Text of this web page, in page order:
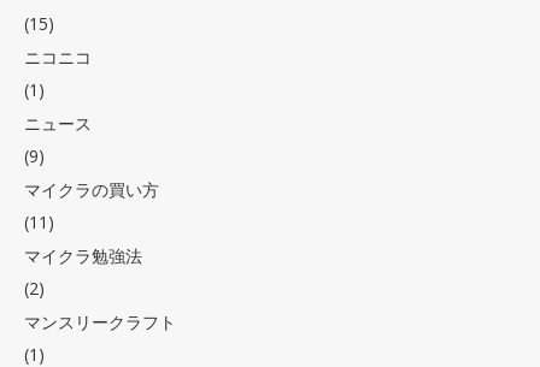
(15)
ニコニコ
(1)
ニュース
(9)
マイクラの買い方
(11)
マイクラ勉強法
(2)
マンスリークラフト
(1)